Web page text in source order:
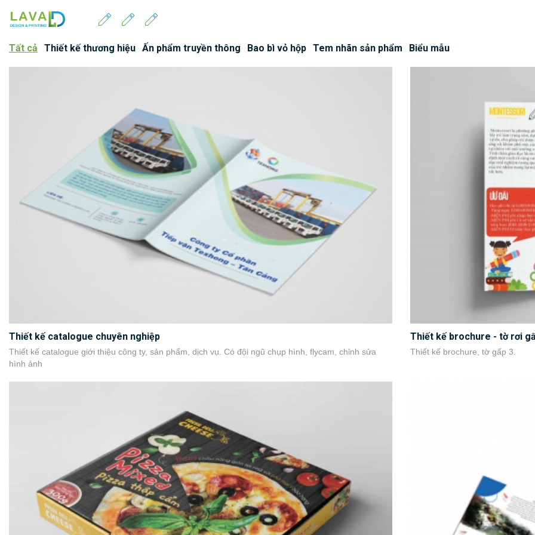
Tất cả Thiết kế thương hiệu Ấn phẩm truyền thông Bao bì vỏ hộp Tem nhãn sản phẩm Biểu mẫu
Thiết kế catalogue chuyên nghiệp
Thiết kế catalogue giới thiệu công ty, sản phẩm, dịch vụ. Có đội ngũ chụp hình, flycam, chỉnh sửa
hình ảnh
Thiết kế brochure - tờ rơi
Thiết kế brochure, tờ gấp 3.